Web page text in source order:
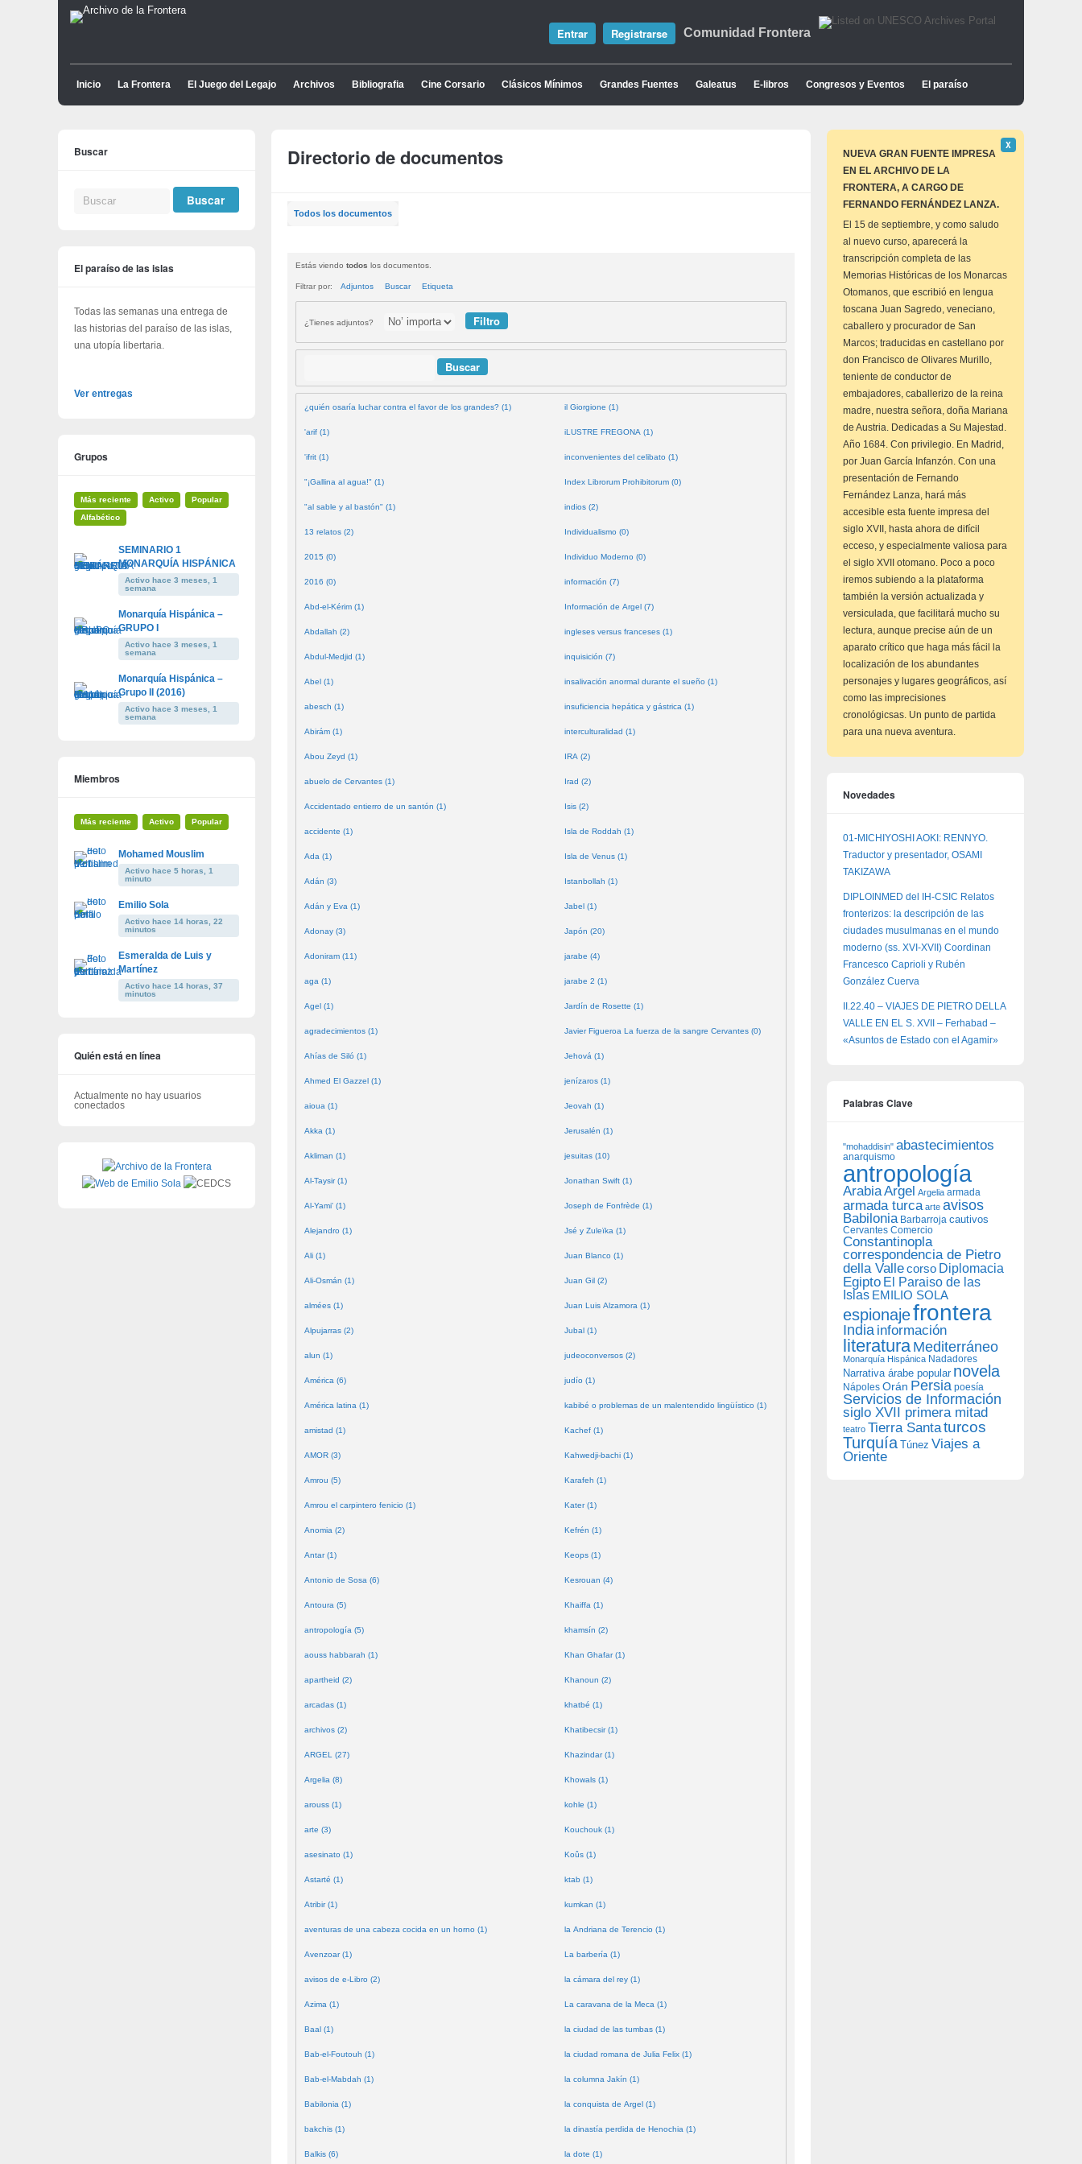
Comunidad Frontera
Entrar Registrarse
Inicio La Frontera El Juego del Legajo Archivos Bibliografia Cine Corsario Clásicos Mínimos Grandes Fuentes Galeatus E-libros Congresos y Eventos El paraíso
Directorio de documentos
Todos los documentos
Estás viendo todos los documentos.
Filtrar por: Adjuntos Buscar Etiqueta
¿Tienes adjuntos?
¿quién osaría luchar contra el favor de los grandes? (1)
'arif (1)
'ifrit (1)
"¡Gallina al agua!" (1)
"al sable y al bastón" (1)
13 relatos (2)
2015 (0)
2016 (0)
Abd-el-Kérim (1)
Abdallah (2)
Abdul-Medjid (1)
Abel (1)
abesch (1)
Abirám (1)
Abou Zeyd (1)
abuelo de Cervantes (1)
Accidentado entierro de un santón (1)
accidente (1)
Ada (1)
Adán (3)
Adán y Eva (1)
Adonay (3)
Adoniram (11)
aga (1)
Agel (1)
agradecimientos (1)
Ahías de Siló (1)
Ahmed El Gazzel (1)
aioua (1)
Akka (1)
Akliman (1)
Al-Taysir (1)
Al-Yami' (1)
Alejandro (1)
Ali (1)
Ali-Osmán (1)
almées (1)
Alpujarras (2)
alun (1)
América (6)
América latina (1)
amistad (1)
AMOR (3)
Amrou (5)
Amrou el carpintero fenicio (1)
Anomia (2)
Antar (1)
Antonio de Sosa (6)
Antoura (5)
antropología (5)
aouss habbarah (1)
apartheid (2)
arcadas (1)
archivos (2)
ARGEL (27)
Argelia (8)
arouss (1)
arte (3)
asesinato (1)
Astarté (1)
Atribir (1)
aventuras de una cabeza cocida en un horno (1)
Avenzoar (1)
avisos de e-Libro (2)
Azima (1)
Baal (1)
Bab-el-Foutouh (1)
Bab-el-Mabdah (1)
Babilonia (1)
bakchis (1)
Balkis (6)
il Giorgione (1)
iLUSTRE FREGONA (1)
inconvenientes del celibato (1)
Index Librorum Prohibitorum (0)
indios (2)
Individualismo (0)
Individuo Moderno (0)
información (7)
Información de Argel (7)
ingleses versus franceses (1)
inquisición (7)
insalivación anormal durante el sueño (1)
insuficiencia hepática y gástrica (1)
interculturalidad (1)
IRA (2)
Irad (2)
Isis (2)
Isla de Roddah (1)
Isla de Venus (1)
Istanbollah (1)
Jabel (1)
Japón (20)
jarabe (4)
jarabe 2 (1)
Jardín de Rosette (1)
Javier Figueroa La fuerza de la sangre Cervantes (0)
Jehová (1)
jenízaros (1)
Jeovah (1)
Jerusalén (1)
jesuitas (10)
Jonathan Swift (1)
Joseph de Fonfrède (1)
Jsé y Zuleïka (1)
Juan Blanco (1)
Juan Gil (2)
Juan Luis Alzamora (1)
Jubal (1)
judeoconversos (2)
judío (1)
kabibé o problemas de un malentendido lingüístico (1)
Kachef (1)
Kahwedji-bachi (1)
Karafeh (1)
Kater (1)
Kefrén (1)
Keops (1)
Kesrouan (4)
Khaiffa (1)
khamsín (2)
Khan Ghafar (1)
Khanoun (2)
khatbé (1)
Khatibecsir (1)
Khazindar (1)
Khowals (1)
kohle (1)
Kouchouk (1)
Koûs (1)
ktab (1)
kumkan (1)
la Andriana de Terencio (1)
La barbería (1)
la cámara del rey (1)
La caravana de la Meca (1)
la ciudad de las tumbas (1)
la ciudad romana de Julia Felix (1)
la columna Jakín (1)
la conquista de Argel (1)
la dinastía perdida de Henochia (1)
la dote (1)
Buscar
El paraíso de las islas
Todas las semanas una entrega de
las historias del paraíso de las islas,
una utopía libertaria.
Ver entregas
Grupos
Más reciente Activo
Popular
Alfabético
SEMINARIO 1
MONARQUÍA HISPÁNICA
Activo hace 3 meses, 1
semana
Monarquía Hispánica –
GRUPO I
Activo hace 3 meses, 1
semana
Monarquía Hispánica –
Grupo II (2016)
Activo hace 3 meses, 1
semana
Miembros
Más reciente Activo Popular
Mohamed Mouslim
Activo hace 5 horas, 1
minuto
Emilio Sola
Activo hace 14 horas, 22
minutos
Esmeralda de Luis y
Martínez
Activo hace 14 horas, 37
minutos
Quién está en línea
Actualmente no hay usuarios
conectados
NUEVA GRAN FUENTE IMPRESA
EN EL ARCHIVO DE LA
FRONTERA, A CARGO DE
FERNANDO FERNÁNDEZ LANZA.
Descartar
este
Χ
El 15 de septiembre, y como saludo
al nuevo curso, aparecerá la
transcripción completa de las
Memorias Históricas de los Monarcas
Otomanos, que escribió en lengua
toscana Juan Sagredo, veneciano,
caballero y procurador de San
Marcos; traducidas en castellano por
don Francisco de Olivares Murillo,
teniente de conductor de
embajadores, caballerizo de la reina
madre, nuestra señora, doña Mariana
de Austria. Dedicadas a Su Majestad.
Año 1684. Con privilegio. En Madrid,
por Juan García Infanzón. Con una
presentación de Fernando
Fernández Lanza, hará más
accesible esta fuente impresa del
siglo XVII, hasta ahora de difícil
ecceso, y especialmente valiosa para
el siglo XVII otomano. Poco a poco
iremos subiendo a la plataforma
también la versión actualizada y
versiculada, que facilitará mucho su
lectura, aunque precise aún de un
aparato crítico que haga más fácil la
localización de los abundantes
personajes y lugares geográficos, así
como las imprecisiones
cronológicsas. Un punto de partida
para una nueva aventura.
Novedades
01-MICHIYOSHI AOKI: RENNYO.
Traductor y presentador, OSAMI
TAKIZAWA
DIPLOINMED del IH-CSIC Relatos
fronterizos: la descripción de las
ciudades musulmanas en el mundo
moderno (ss. XVI-XVII) Coordinan
Francesco Caprioli y Rubén
González Cuerva
II.22.40 – VIAJES DE PIETRO DELLA
VALLE EN EL S. XVII – Ferhabad –
«Asuntos de Estado con el Agamir»
Palabras Clave
"mohaddisin" abastecimientos
anarquismo
antropología
ArabiaArgel Argelia armada
armada turca arte avisos
Babilonia Barbarroja cautivos
Cervantes Comercio
Constantinopla
correspondencia de Pietro
della Vallecorso Diplomacia
Egipto El Paraiso de las
Islas EMILIO SOLA
espionajefrontera
India información
literatura Mediterráneo
Monarquía Hispánica Nadadores
Narrativa árabe popular novela
Nápoles Orán Persia poesía
Servicios de Información
siglo XVII primera mitad
teatro Tierra Santaturcos
Turquía Túnez Viajes a
Oriente